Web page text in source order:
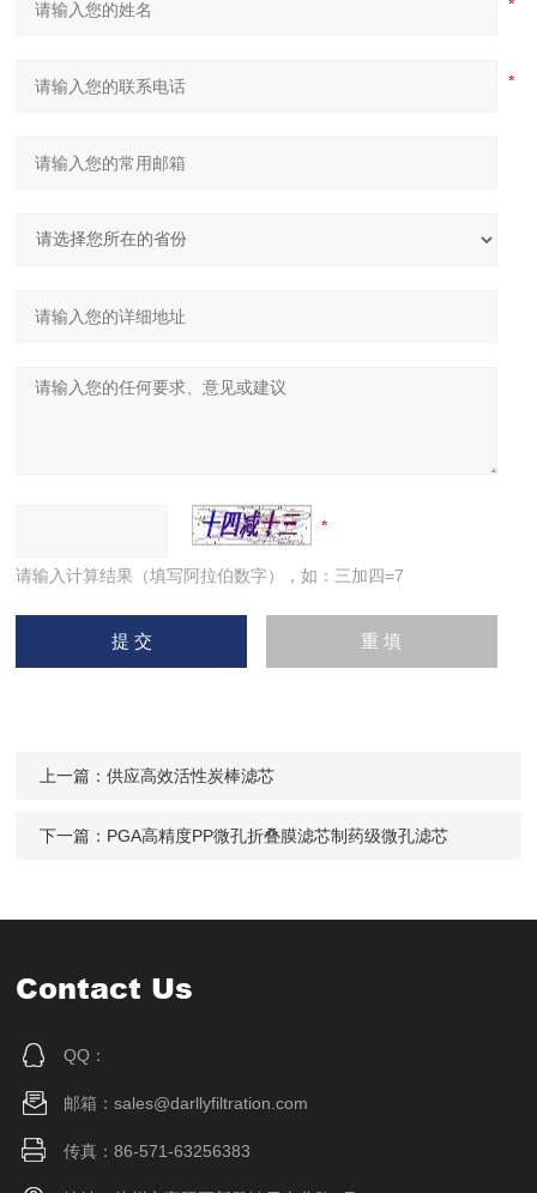
请输入计算结果（填写阿拉伯数字），如：三加四=7
上一篇：供应高效活性炭棒滤芯
下一篇： PGA高精度PP微孔折叠膜滤芯制药级微孔滤芯
Contact Us
QQ：
邮箱：sales@darllyfiltration.com
传真：86-571-63256383